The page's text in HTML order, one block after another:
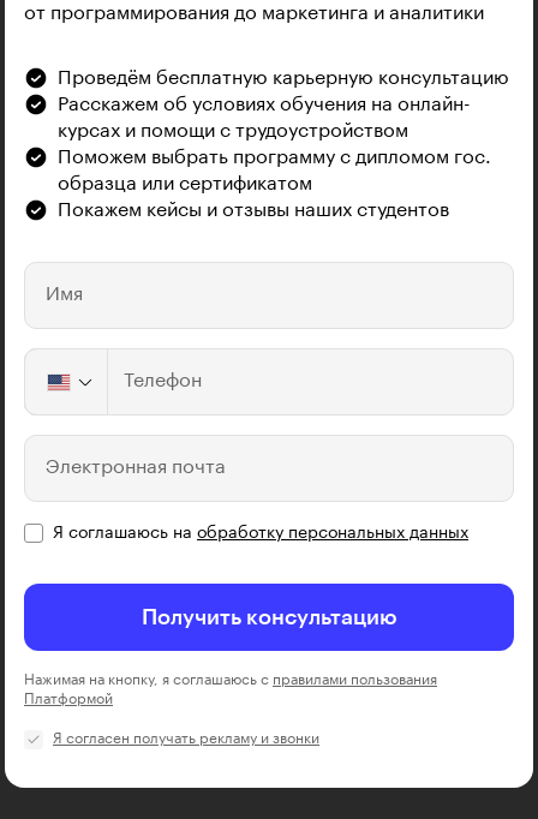
от программирования до маркетинга и аналитики
Проведём бесплатную карьерную консультацию
Расскажем об условиях обучения на онлайн-
курсах и помощи с трудоустройством
Поможем выбрать программу с дипломом гос.
образца или сертификатом
Покажем кейсы и отзывы наших студентов
Имя
Телефон
Электронная почта
Я соглашаюсь на обработку персональных данных
Получить консультацию
Нажимая на кнопку, я соглашаюсь с правилами пользования
Платформой
Я согласен получать рекламу и звонки